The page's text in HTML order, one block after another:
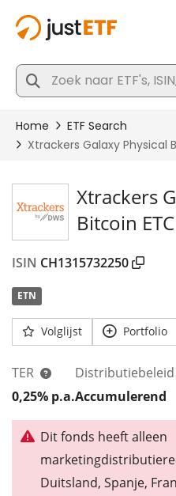
Xtrackers
Bitcoin
ISIN CH1315732250
ETN
Volglijst Portfolio
TER
0,25% p.a.
Distributiebeleid
Accumulerend
Dit fonds heeft alleen
Duitsland, Spanje,